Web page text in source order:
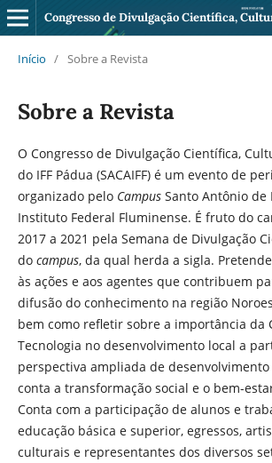
Início / Sobre a Revista
Sobre a Revista
O Congresso de Divulgação Científica,
do IFF Pádua (SACAIFF) é um evento de
organizado pelo CampusSanto Antônio de
Instituto Federal Fluminense. É fruto do
2017 a 2021 pela Semana de Divulgação
do campus, da qual herda a sigla.
às ações e aos agentes que contribuem
difusão do conhecimento na região
bem como refletir sobre a importância da
Tecnologia no desenvolvimento local a
perspectiva ampliada de
conta a transformação social e o bem-
Conta com a participação de alunos e
educação básica e superior, egressos,
culturais e representantes dos diversos